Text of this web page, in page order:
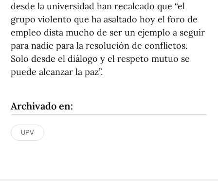
desde la universidad han recalcado que “el
grupo violento que ha asaltado hoy el foro de
empleo dista mucho de ser un ejemplo a seguir
para nadie para la resolución de conflictos.
Solo desde el diálogo y el respeto mutuo se
puede alcanzar la paz”.
Archivado en:
UPV